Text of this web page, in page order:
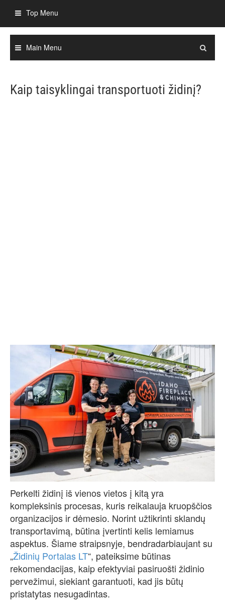
content
Top Menu
Main Menu
Kaip taisyklingai transportuoti židinį?
Perkelti židinį iš vienos vietos į kitą yra
kompleksinis procesas, kuris reikalauja kruopščios
organizacijos ir dėmesio. Norint užtikrinti sklandų
transportavimą, būtina įvertinti kelis lemiamus
aspektus. Šiame straipsnyje, bendradarbiaujant su
„Židinių Portalas LT“, pateiksime būtinas
rekomendacijas, kaip efektyviai pasiruošti židinio
pervežimui, siekiant garantuoti, kad jis būtų
pristatytas nesugadintas.